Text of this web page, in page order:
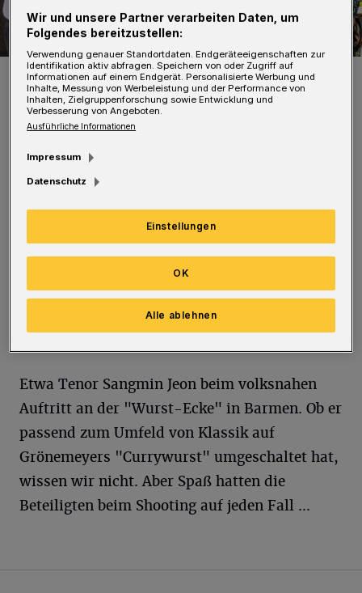
Ein echter Hingucker.
Foto: Oper Wuppertal / Jens Grossmann
wollen wir den Wuppertalern sagen: Wir sind
gern ein Teil von euch!”, so Intendant
Berthold Schneider. Die von Jens Großmann
fotografierten Szenen zeigen die kostümierten
Sänger des Ensembles mit Wuppertalern an
Etwa Tenor Sangmin Jeon beim volksnahen
Auftritt an der "Wurst-Ecke" in Barmen. Ob er
passend zum Umfeld von Klassik auf
Grönemeyers "Currywurst" umgeschaltet hat,
wissen wir nicht. Aber Spaß hatten die
Beteiligten beim Shooting auf jeden Fall ...
Wir und unsere Partner verarbeiten Daten, um
Folgendes bereitzustellen:
Verwendung genauer Standortdaten. Endgeräteeigenschaften zur
Identifikation aktiv abfragen. Speichern von oder Zugriff auf
Informationen auf einem Endgerät. Personalisierte Werbung und
Inhalte, Messung von Werbeleistung und der Performance von
Inhalten, Zielgruppenforschung sowie Entwicklung und
Verbesserung von Angeboten.
Ausführliche Informationen
Impressum
Datenschutz
Einstellungen
Alle ablehnen
OK